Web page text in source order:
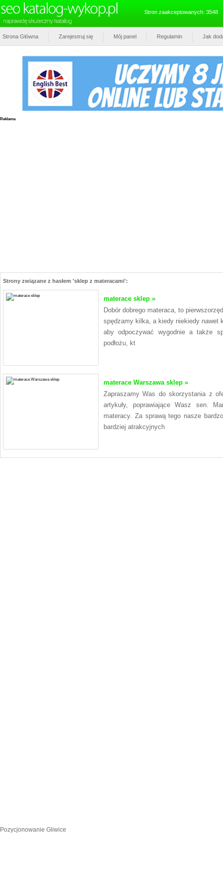
Stron zaakceptowanych: 3548
Strona Główna Zarejestruj się Mój panel Regulamin Jak
Reklama
Strony związane z hasłem 'sklep z materacami':
materace sklep »
Dobór dobrego materaca, to
spędzamy kilka, a kiedy niekiedy nawet
aby odpoczywać wygodnie a także
podłożu, kt
materace Warszawa sklep »
Zapraszamy Was do skorzystania z
artykuły, poprawiające Wasz sen.
materacy. Za sprawą tego nasze
bardziej atrakcyjnych
Pozycjonowanie Gliwice